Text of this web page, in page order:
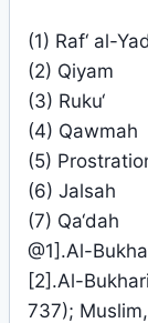
(1) Raf‘ al-
(2) Qiyam
(3) Ruku‘
(4) Qawmah
(5)
(6) Jalsah
(7) Qa‘dah
@1].Al-
[2].Al-
737);